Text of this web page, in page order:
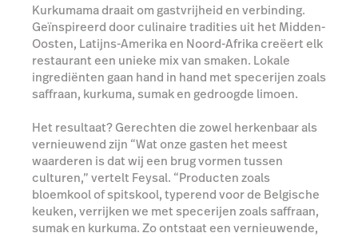
Kurkumama draait om gastvrijheid en verbinding.
Geïnspireerd door culinaire tradities uit het Midden-
Oosten, Latijns-Amerika en Noord-Afrika creëert elk
restaurant een unieke mix van smaken. Lokale
ingrediënten gaan hand in hand met specerijen zoals
saffraan, kurkuma, sumak en gedroogde limoen.
Het resultaat? Gerechten die zowel herkenbaar als
vernieuwend zijn “Wat onze gasten het meest
waarderen is dat wij een brug vormen tussen
culturen,” vertelt Feysal. “Producten zoals
bloemkool of spitskool, typerend voor de Belgische
keuken, verrijken we met specerijen zoals saffraan,
sumak en kurkuma. Zo ontstaat een vernieuwende,